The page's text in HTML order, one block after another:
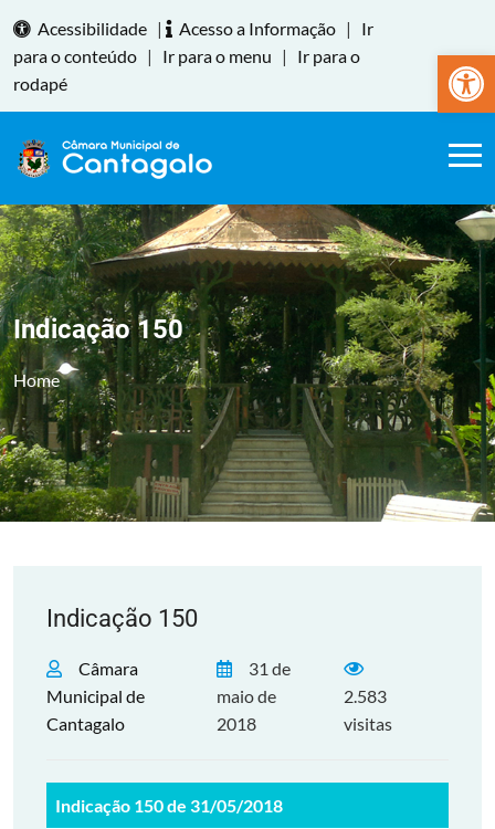
Abrir
Acessibilidade | Acesso a Informação |
Ir
para o conteúdo | Ir para o menu |
Ir para o
rodapé
Indicação 150
Home
Indicação 150
Câmara
Municipal de
Cantagalo
31 de
maio de
2018
2.583
visitas
Indicação 150 de 31/05/2018